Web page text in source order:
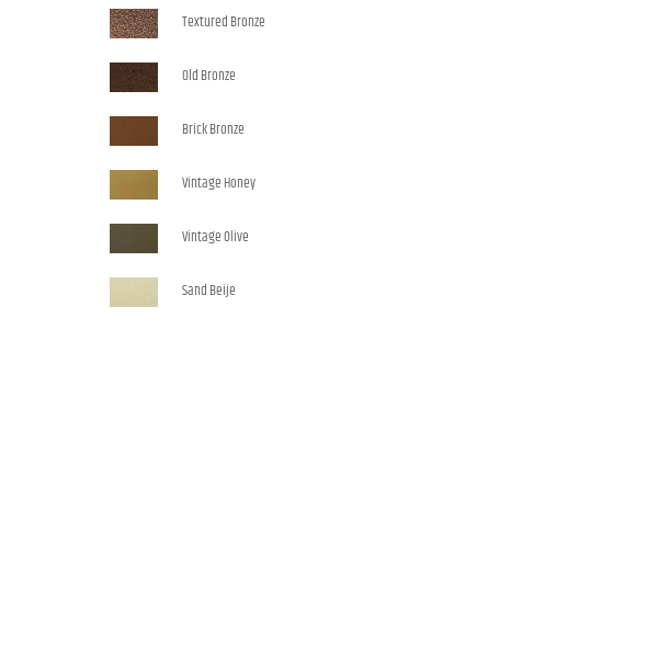
Textured Bronze
Old Bronze
Brick Bronze
Vintage Honey
Vintage Olive
Sand Beije